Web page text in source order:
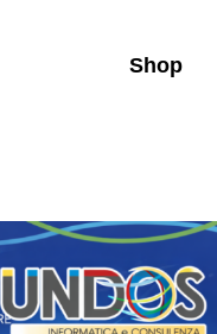
Shop